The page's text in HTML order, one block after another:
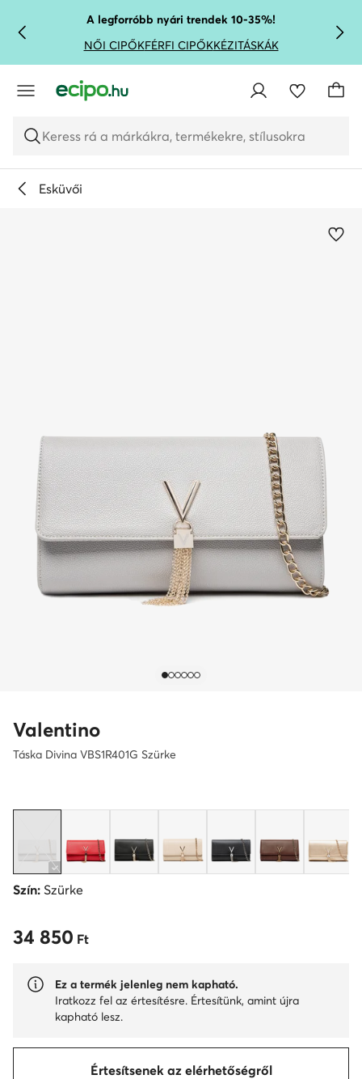
UGRÁS A FŐ TARTALOMRA
UGRÁS A KERESÉSHEZA legforróbb nyári trendek 10-35%!
NŐI CIPŐKFÉRFI CIPŐKKÉZITÁSKÁK
Keress rá a márkákra, termékekre, stílusokra
Esküvői
Valentino
Táska Divina VBS1R401G Szürke
Szín: Szürke
34 850 Ft
34 850 Ft
Ez a termék jelenleg nem kapható.
Iratkozz fel az értesítésre. Értesítünk, amint újra
kapható lesz.
Értesítsenek az elérhetőségről